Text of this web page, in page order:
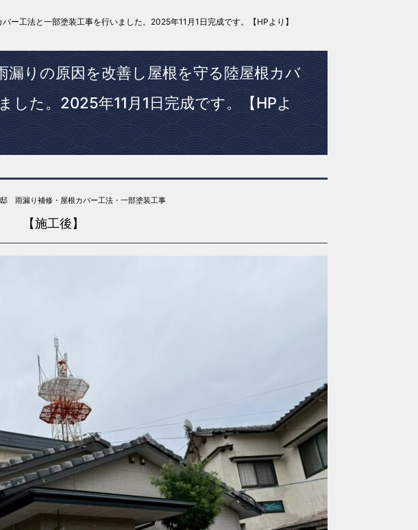
ー工法と一部塗装工事を行いました。2025年11月1日完成です。【HPより】
漏りの原因を改善し屋根を守る陸屋根カバ
した。2025年11月1日完成です。【HPよ
雨漏り補修・屋根カバー工法・一部塗装工事
【施工後】